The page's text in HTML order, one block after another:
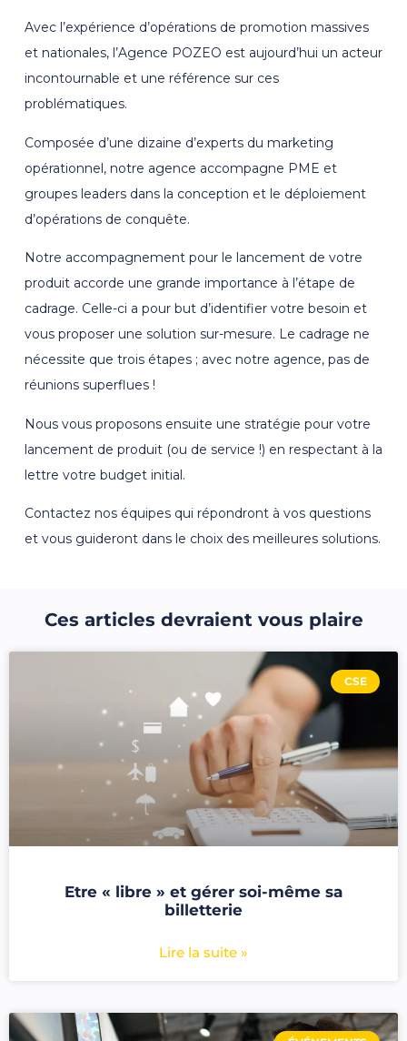
Avec l’expérience d’opérations de promotion massives
et nationales, l’Agence POZEO est aujourd’hui un acteur
incontournable et une référence sur ces
problématiques.
Composée d’une dizaine d’experts du marketing
opérationnel, notre agence accompagne PME et
groupes leaders dans la conception et le déploiement
d’opérations de conquête.
Notre accompagnement pour le lancement de votre
produit accorde une grande importance à l’étape de
cadrage. Celle-ci a pour but d’identifier votre besoin et
vous proposer une solution sur-mesure. Le cadrage ne
nécessite que trois étapes ; avec notre agence, pas de
réunions superflues !
Nous vous proposons ensuite une stratégie pour votre
lancement de produit (ou de service !) en respectant à la
lettre votre budget initial.
Contactez nos équipes qui répondront à vos questions
et vous guideront dans le choix des meilleures solutions.
Ces articles devraient vous plaire
CSE
Etre « libre » et gérer soi-même sa
billetterie
Lire la suite »